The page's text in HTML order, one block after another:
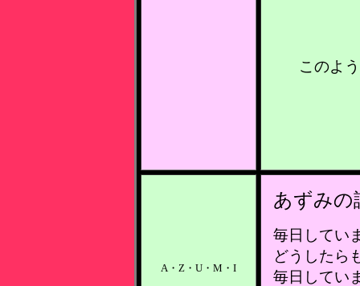
このよ
A・Z・U・M・I
あずみの
毎日してい
どうしたら
毎日してい